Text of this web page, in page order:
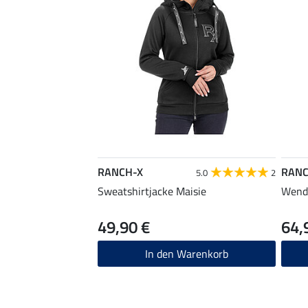
RANCH-X 5.0 2
Sweatshirtjacke Maisie
49,90 €
In den Warenkorb